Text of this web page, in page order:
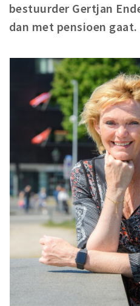
Toeristische routes
Natuurgebieden
Sport
Privacy
Inloggen
bestuurder Gertjan
dan met pensioen gaat.